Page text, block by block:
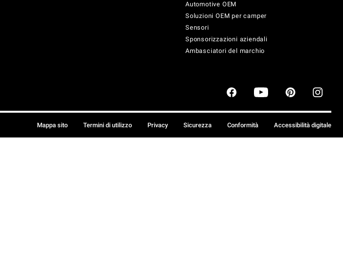
Automotive OEM
Soluzioni OEM per camper
Sensori
Sponsorizzazioni aziendali
Ambasciatori del marchio
Mappa sito Termini di utilizzo Privacy Sicurezza Conformità Accessibilità digitale